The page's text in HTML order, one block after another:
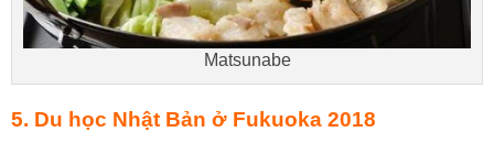
Matsunabe
5. Du học Nhật Bản ở Fukuoka 2018